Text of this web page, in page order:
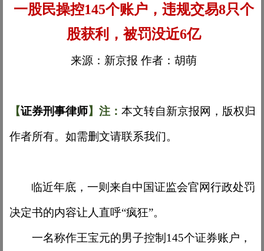
一股民操控145个账户，违规交易8只个
股获利，被罚没近6亿
来源： 新京报 作者：胡萌
【证券刑事律师】注 ： 本文转自新京报网，版权归
作者所有。 如需删文请联系我们。
临近年底，一则来自中国证监会官网行政处罚
决定书的内容让人直呼“疯狂”。
一名称作王宝元的男子控制 145个证券账户，